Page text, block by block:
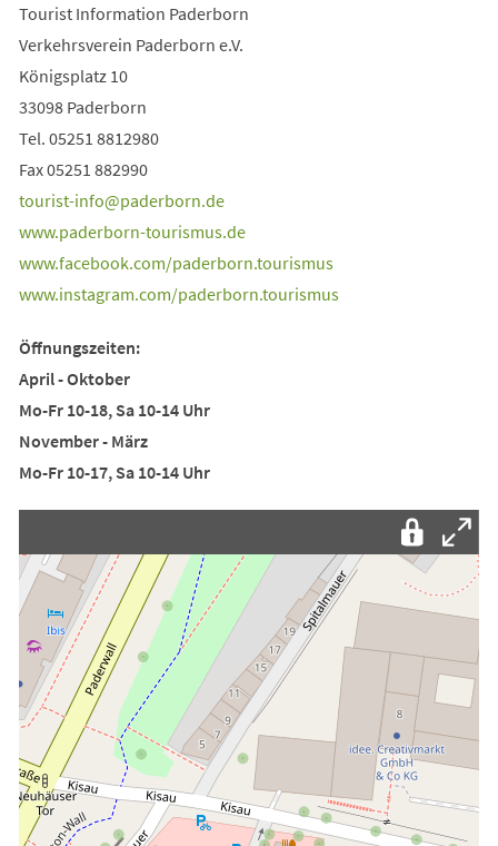
Tourist Information Paderborn
Verkehrsverein Paderborn e.V.
Königsplatz 10
33098 Paderborn
Tel. 05251 8812980
Fax 05251 882990
tourist-info
paderborn de
www.paderborn-tourismus.de
www.facebook.com/paderborn.tourismus
(Öffnet
neuen
Tab)
www.instagram.com/paderborn.tourismus
(Öffnet
einem
neuen
Tab)
Öffnungszeiten:
April - Oktober
Mo-Fr 10-18, Sa 10-14 Uhr
November - März
Mo-Fr 10-17, Sa 10-14 Uhr